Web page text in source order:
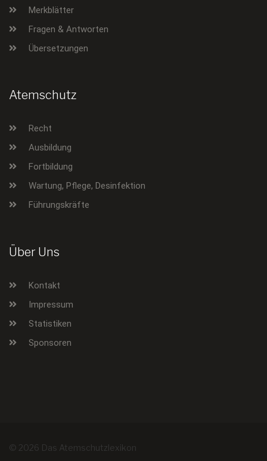
Merkblätter
Fragen & Antworten
Übersetzungen
Atemschutz
Recht
Ausbildung
Fortbildung
Wartung, Pflege, Desinfektion
Führungskräfte
Über Uns
Kontakt
Impressum
Statistiken
Sponsoren
© 2026 Das Atemschutzlexikon